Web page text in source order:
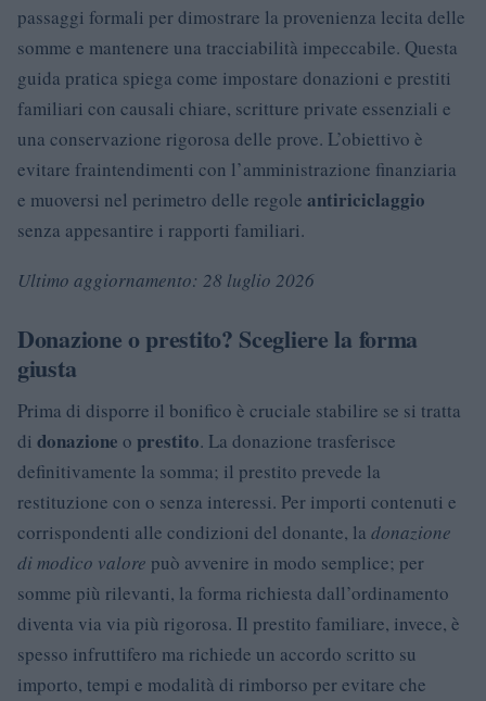
passaggi formali per dimostrare la provenienza lecita delle
somme e mantenere una tracciabilità impeccabile. Questa
guida pratica spiega come impostare donazioni e prestiti
familiari con causali chiare, scritture private essenziali e
una conservazione rigorosa delle prove. L’obiettivo è
evitare fraintendimenti con l’amministrazione finanziaria
e muoversi nel perimetro delle regole antiriciclaggio
senza appesantire i rapporti familiari.
Ultimo aggiornamento: 28 luglio 2026
Donazione o prestito? Scegliere la forma
giusta
Prima di disporre il bonifico è cruciale stabilire se si tratta
di donazione o prestito. La donazione trasferisce
definitivamente la somma; il prestito prevede la
restituzione con o senza interessi. Per importi contenuti e
corrispondenti alle condizioni del donante, la donazione
di modico valore può avvenire in modo semplice; per
somme più rilevanti, la forma richiesta dall’ordinamento
diventa via via più rigorosa. Il prestito familiare, invece, è
spesso infruttifero ma richiede un accordo scritto su
importo, tempi e modalità di rimborso per evitare che